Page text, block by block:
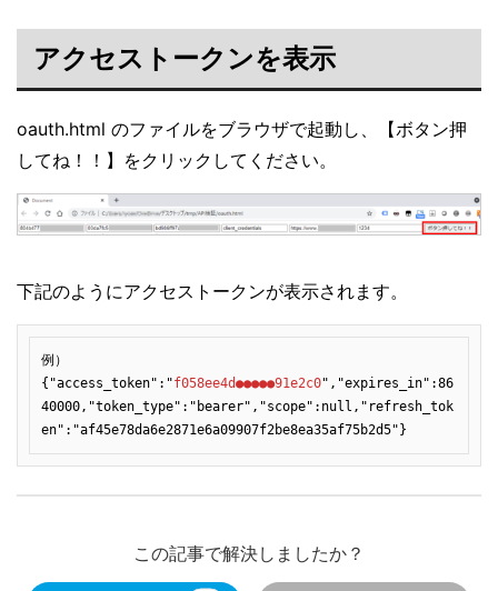
アクセストークンを表示
oauth.html のファイルをブラウザで起動し、【ボタン押
してね！！】をクリックしてください。
下記のようにアクセストークンが表示されます。
例）
{"access_token":"f058ee4d●●●●●91e2c0","expires_in":86
40000,"token_type":"bearer","scope":null,"refresh_tok
en":"af45e78da6e2871e6a09907f2be8ea35af75b2d5"}
この記事で解決しましたか？